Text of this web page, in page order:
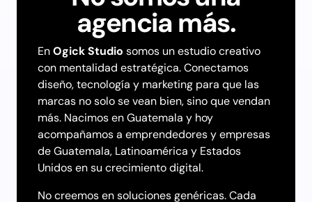
agencia más.
EnOgick Studio somos un estudio creativo
con mentalidad estratégica. Conectamos
diseño, tecnología y marketing para que las
marcas no solo se vean bien, sino que vendan
más. Nacimos en Guatemala y hoy
acompañamos a emprendedores y empresas
de Guatemala, Latinoamérica y Estados
Unidos en su crecimiento digital.
No creemos en soluciones genéricas. Cada